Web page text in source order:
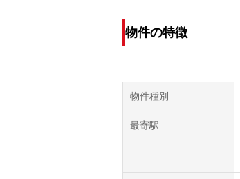
物件の特徴
物件種別
最寄駅